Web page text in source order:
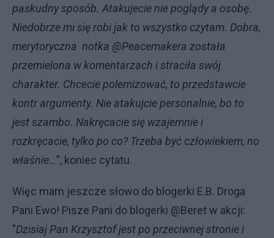
paskudny sposób. Atakujecie nie poglądy a osobę.
Niedobrze mi się robi jak to wszystko czytam. Dobra,
merytoryczna notka @Peacemakera została
przemielona w komentarzach i straciła swój
charakter. Chcecie polemizować, to przedstawcie
kontr argumenty. Nie atakujcie personalnie, bo to
jest szambo. Nakręcacie się wzajemnie i
rozkręcacie, tylko po co? Trzeba być człowiekiem, no
właśnie…”, koniec cytatu.
Więc mam jeszcze słowo do blogerki E.B. Droga
Pani Ewo! Pisze Pani do blogerki @Beret w akcji:
"Dzisiaj Pan Krzysztof jest po przeciwnej stronie i